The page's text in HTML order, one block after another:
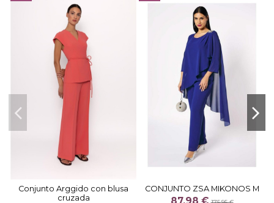
Conjunto Arggido con blusa
cruzada
CONJUNTO ZSA MIKONOS M
87,98 €